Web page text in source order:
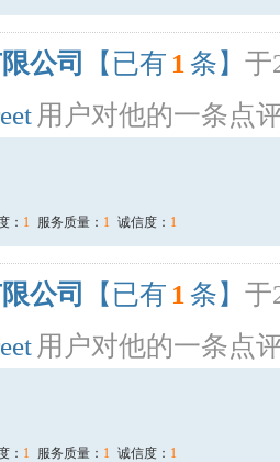
公司 【已有 1 条】 于
用户对他的一条点
： 1 服务质量： 1 诚信度： 1
公司 【已有 1 条】 于
用户对他的一条点
： 1 服务质量： 1 诚信度： 1